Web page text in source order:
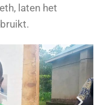
laten het